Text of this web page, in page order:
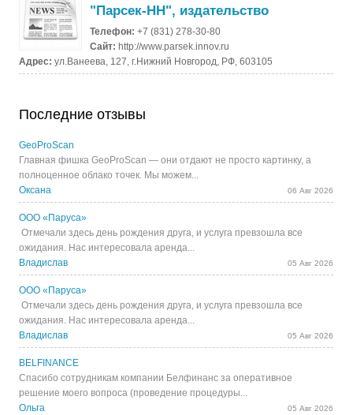
"Парсек-НН", издательство
Телефон:+7 (831) 278-30-80
Сайт:http://www.parsek.innov.ru
Адрес:ул.Ванеева, 127, г.Нижний Новгород, РФ, 603105
Последние отзывы
GeoProScan
Главная фишка GeoProScan — они отдают не просто картинку, а
полноценное облако точек. Мы можем...
Оксана
06 Авг 2026
ООО «Паруса»
Отмечали здесь день рождения друга, и услуга превзошла все
ожидания. Нас интересовала аренда...
Владислав
05 Авг 2026
ООО «Паруса»
Отмечали здесь день рождения друга, и услуга превзошла все
ожидания. Нас интересовала аренда...
Владислав
05 Авг 2026
BELFINANCE
Спасибо сотрудникам компании Белфинанс за оперативное
решение моего вопроса (проведение процедуры...
Ольга
05 Авг 2026